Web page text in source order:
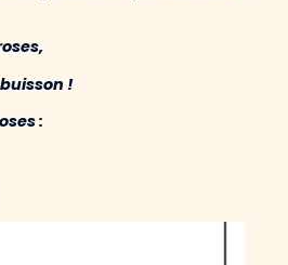
!
: